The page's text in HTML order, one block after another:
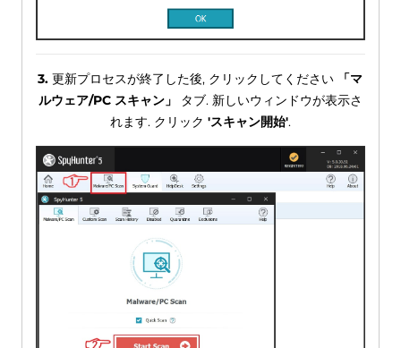
3. 更新プロセスが終了した後, クリックしてください
「マ
ルウェア/PC スキャン」
タブ. 新しいウィンドウが表示さ
れます. クリック 'スキャン開始'.